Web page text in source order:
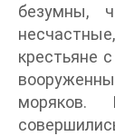
безумны,
крестьяне
моряков.